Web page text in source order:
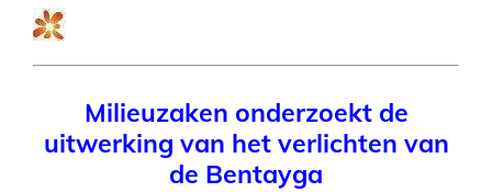
Milieuzaken onderzoekt de
uitwerking van het verlichten van
de Bentayga